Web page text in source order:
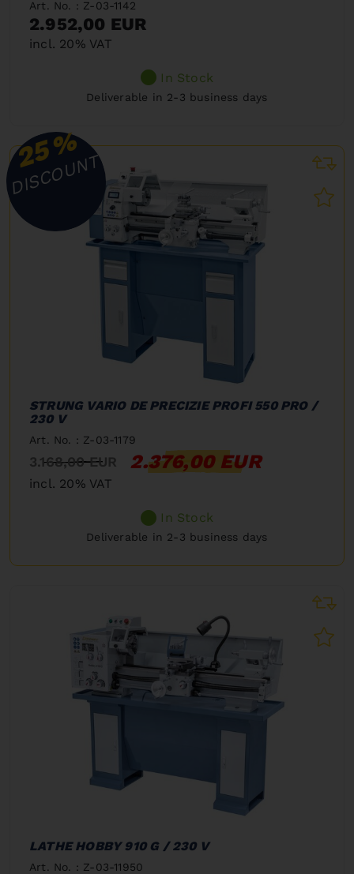
Art. No. : Z-03-1142
2.952,00 EUR
incl. 20% VAT
In Stock
Deliverable in 2-3 business days
25%
DISCOUNT
STRUNG VARIO DE PRECIZIE PROFI 550 PRO /
230 V
Art. No. : Z-03-1179
3.168,00 EUR 2.376,00 EUR
incl. 20% VAT
In Stock
Deliverable in 2-3 business days
LATHE HOBBY 910 G / 230 V
Art. No. : Z-03-11950